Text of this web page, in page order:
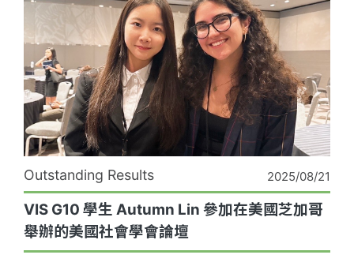
Outstanding Results 2025/08/21
VIS G10 學生 Autumn Lin 參加在美國芝加哥
舉辦的美國社會學會論壇